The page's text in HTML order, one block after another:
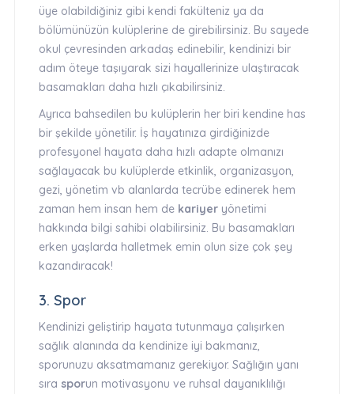
üye olabildiğiniz gibi kendi fakülteniz ya da
bölümünüzün kulüplerine de girebilirsiniz. Bu sayede
okul çevresinden arkadaş edinebilir, kendinizi bir
adım öteye taşıyarak sizi hayallerinize ulaştıracak
basamakları daha hızlı çıkabilirsiniz.
Ayrıca bahsedilen bu kulüplerin her biri kendine has
bir şekilde yönetilir. İş hayatınıza girdiğinizde
profesyonel hayata daha hızlı adapte olmanızı
sağlayacak bu kulüplerde etkinlik, organizasyon,
gezi, yönetim vb alanlarda tecrübe edinerek hem
zaman hem insan hem de kariyer yönetimi
hakkında bilgi sahibi olabilirsiniz. Bu basamakları
erken yaşlarda halletmek emin olun size çok şey
kazandıracak!
3. Spor
Kendinizi geliştirip hayata tutunmaya çalışırken
sağlık alanında da kendinize iyi bakmanız,
sporunuzu aksatmamanız gerekiyor. Sağlığın yanı
sıra sporun motivasyonu ve ruhsal dayanıklılığı